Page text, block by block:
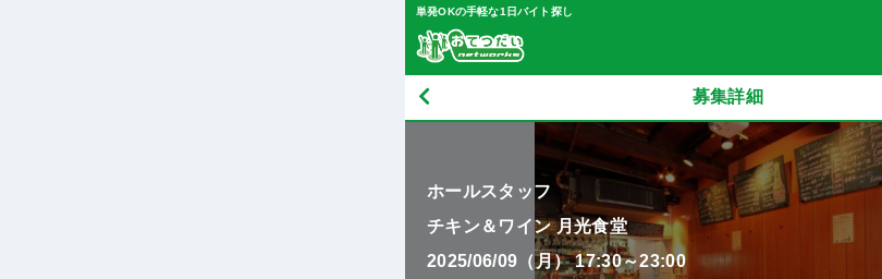
単発OKの手軽な1日バイト探し
募集詳細
ホールスタッフ
チキン＆ワイン 月光食堂
2025/06/09（月） 17:30～23:00